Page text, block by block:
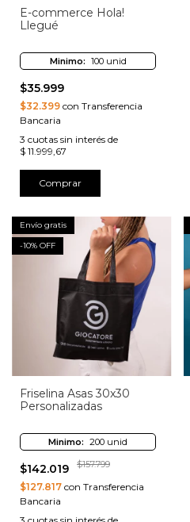
E-commerce Hola!
Llegué
Minimo: 100 unid
$35.999
$32.399 con Transferencia
Bancaria
3 cuotas sin interés de
$ 11.999,67
Comprar
Envío gratis
-10% OFF
Friselina Asas 30x30
Personalizadas
Minimo: 200 unid
$142.019 $157.799
$127.817 con Transferencia
Bancaria